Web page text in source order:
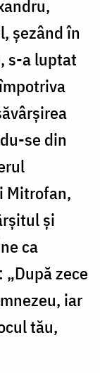
șezând în
s-a luptat
se din
Mitrofan,
și
ca
zece
iar
tău,